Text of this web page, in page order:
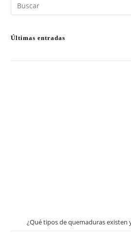
Últimas entradas
¿Qué tipos de quemaduras existen